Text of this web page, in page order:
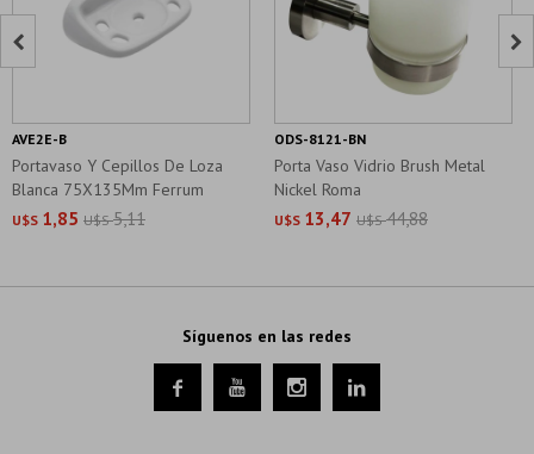
Portavaso Y Cepillos De Loza
Blanca 75X135Mm Ferrum
U$S 1,85 U$S 5,11
AVE2E-B
Porta Vaso Vidrio Brush Metal
Nickel Roma
U$S 13,47 U$S 44,88
ODS-8121-BN
 
Síguenos en las redes
   